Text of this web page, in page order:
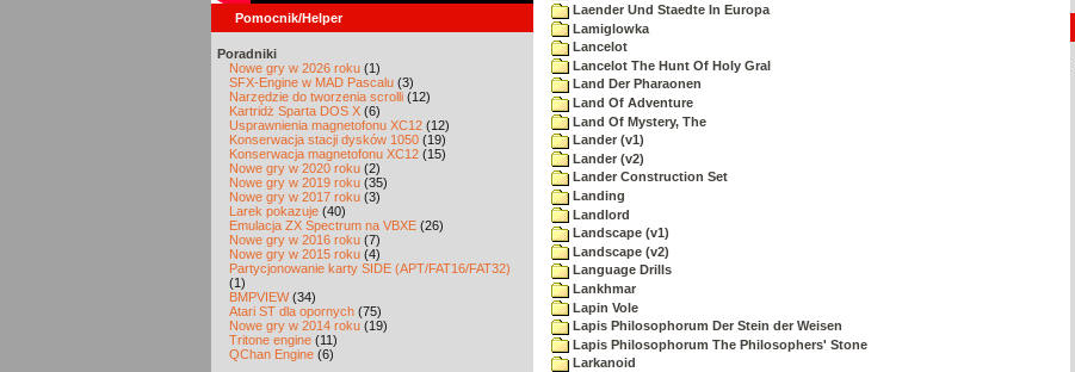
Pomocnik/Helper
Poradniki
Nowe gry w 2026 roku (1)
SFX-Engine w MAD Pascalu (3)
Narzędzie do tworzenia scrolli (12)
Kartridż Sparta DOS X (6)
Usprawnienia magnetofonu XC12 (12)
Konserwacja stacji dysków 1050 (19)
Konserwacja magnetofonu XC12 (15)
Nowe gry w 2020 roku (2)
Nowe gry w 2019 roku (35)
Nowe gry w 2017 roku (3)
Larek pokazuje (40)
Emulacja ZX Spectrum na VBXE (26)
Nowe gry w 2016 roku (7)
Nowe gry w 2015 roku (4)
Partycjonowanie karty SIDE (APT/FAT16/FAT32)
(1)
BMPVIEW(34)
Atari ST dla opornych (75)
Nowe gry w 2014 roku (19)
Tritone engine (11)
QChan Engine (6)
Laender Und Staedte In Europa
Lamiglowka
Lancelot
Lancelot The Hunt Of Holy Gral
Land Der Pharaonen
Land Of Adventure
Land Of Mystery, The
Lander (v1)
Lander (v2)
Lander Construction Set
Landing
Landlord
Landscape (v1)
Landscape (v2)
Language Drills
Lankhmar
Lapin Vole
Lapis Philosophorum Der Stein der Weisen
Lapis Philosophorum The Philosophers' Stone
Larkanoid